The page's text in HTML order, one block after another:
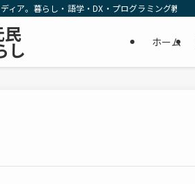
ア。暮らし・語学・DX・プログラミング教育
民
し ホーム